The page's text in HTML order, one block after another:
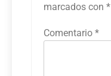
marcados con *
Comentario *